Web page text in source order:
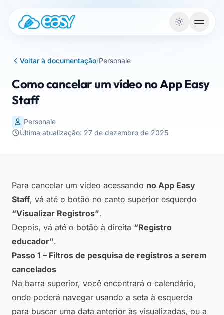
Voltar à documentação/Personale
Como cancelar um vídeo no App Easy
Staff
Personale
Última atualização: 27 de dezembro de 2025
Para cancelar um vídeo acessando no App Easy
Staff, vá até o botão no canto superior esquerdo
“Visualizar Registros”.
Depois, vá até o botão à direita “Registro
educador”.
Passo 1 – Filtros de pesquisa de registros a serem
cancelados
Na barra superior, você encontrará o calendário,
onde poderá navegar usando a seta à esquerda
para buscar uma data anterior às visualizadas, ou a